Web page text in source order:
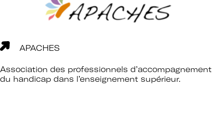
APACHES
Association des professionnels d’accompagnement
du handicap dans l’enseignement supérieur.